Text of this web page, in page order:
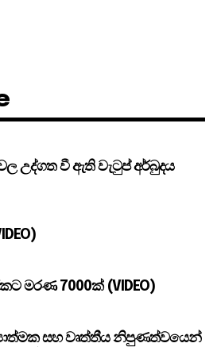
උද්ගත වී ඇති වැටුප් අර්බුදය
මරණ 7000ක් (VIDEO)
සහ වෘත්තීය නිපුණත්වයෙන්